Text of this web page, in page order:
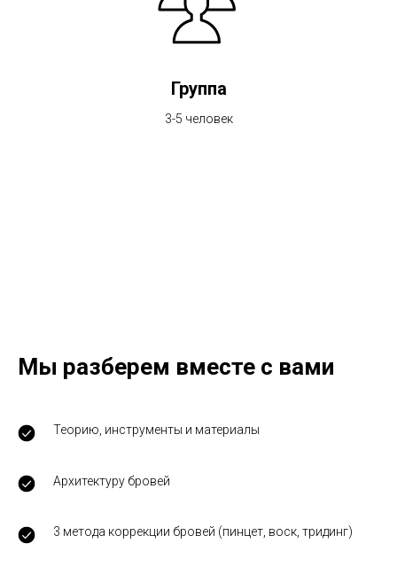
Группа
3-5 человек
Мы разберем вместе с вами
Теорию, инструменты и материалы
Архитектуру бровей
3 метода коррекции бровей (пинцет, воск, тридинг)